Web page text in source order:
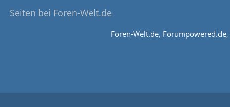
Seiten bei Foren-Welt.de
Foren-Welt.de, Forumpowered.de,